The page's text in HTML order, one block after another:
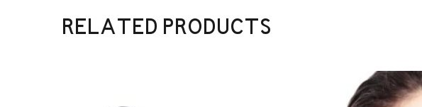
RELATED PRODUCTS